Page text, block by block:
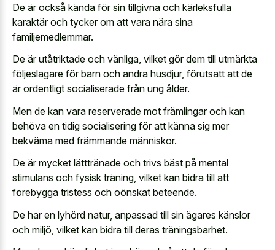
De är också kända för sin tillgivna och kärleksfulla
karaktär och tycker om att vara nära sina
familjemedlemmar.
De är utåtriktade och vänliga, vilket gör dem till utmärkta
följeslagare för barn och andra husdjur, förutsatt att de
är ordentligt socialiserade från ung ålder.
Men de kan vara reserverade mot främlingar och kan
behöva en tidig socialisering för att känna sig mer
bekväma med främmande människor.
De är mycket lätttränade och trivs bäst på mental
stimulans och fysisk träning, vilket kan bidra till att
förebygga tristess och oönskat beteende.
De har en lyhörd natur, anpassad till sin ägares känslor
och miljö, vilket kan bidra till deras träningsbarhet.